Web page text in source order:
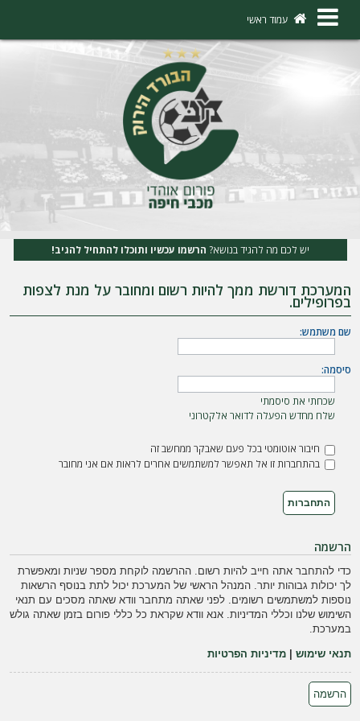
×
ו
ר
ש
מ
עמוד ראשי
יש לכם מה להגיד בנושא? הרשמו עכשיו ותוכלו להתחיל להגיב!
המערכת דורשת ממך להיות רשום ומחובר על מנת לצפות
בפרופילים.
שם משתמש:
סיסמה:
שכחתי את סיסמתי
שלח מחדש הפעלה לדואר אלקטרוני
חיבור אוטומטי בכל פעם שאבקר ממחשב זה
בהתחברות זו אל תאפשר למשתמשים אחרים לראות אם אני מחובר
הרשמה
כדי להתחבר אתה חייב להיות רשום. ההרשמה לוקחת מספר שניות ומאפשרת
לך יכולות גבוהות יותר. המנהל הראשי של המערכת יכול לתת בנוסף הרשאות
נוספות למשתמשים רשומים. לפני שאתה מתחבר וודא שאתה מסכים עם תנאי
השימוש שלנו וכללי המדיניות. אנא וודא שקראת כל כללי פורום בזמן שאתה גולש
במערכת.
תנאי שימוש |מדיניות הפרטיות
הרשמה